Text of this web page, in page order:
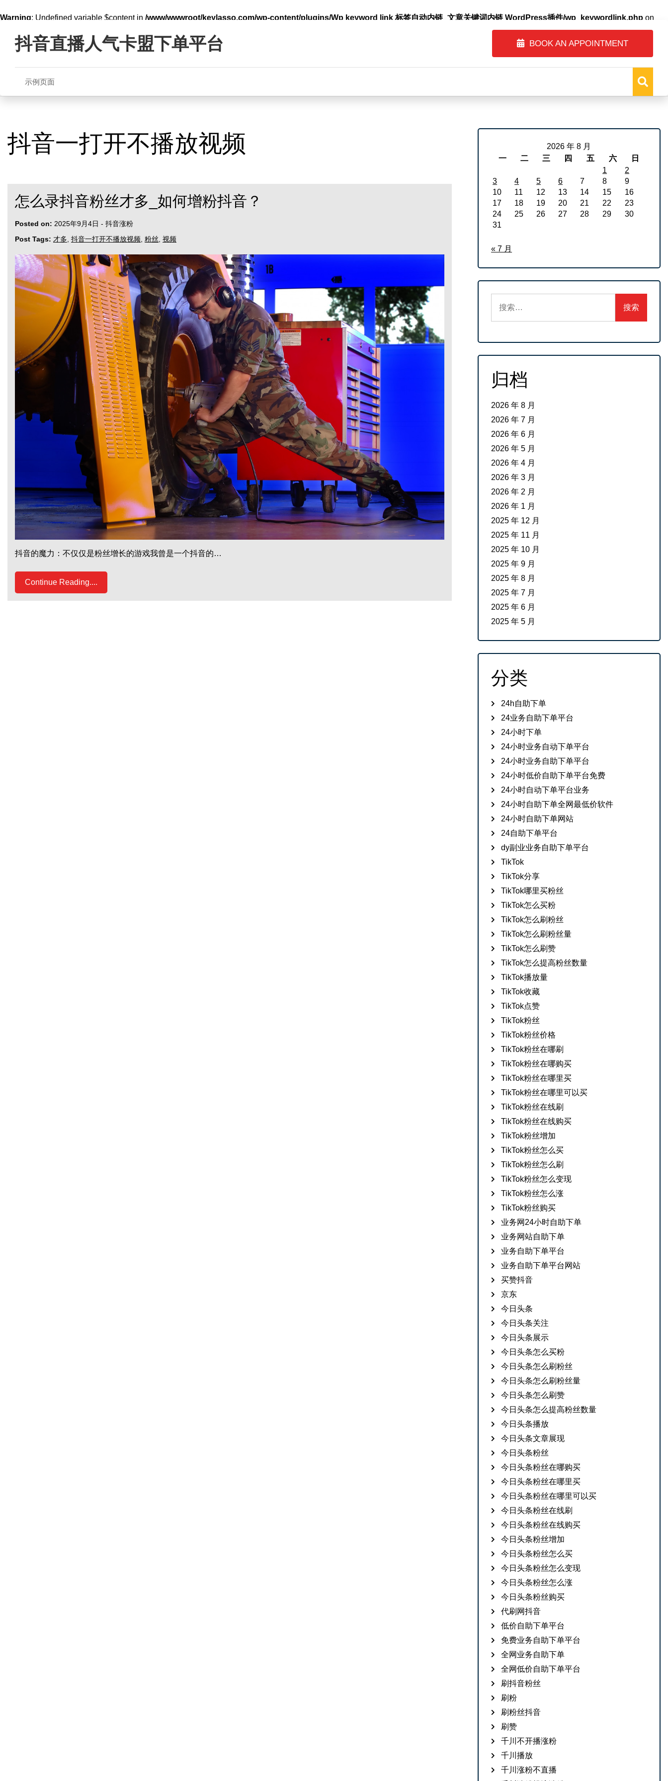
Warning: Undefined variable $content in /www/wwwroot/keylasso.com/wp-content/plugins/Wp keyword link 标签自动内链_文章关键词内链 WordPress插件/wp_keywordlink.php on
content抖音直播人气卡盟下单平台 BOOK AN APPOINTMENT
示例页面
抖音一打开不播放视频
怎么录抖音粉丝才多_如何增粉抖音？
Posted on: 2025年9月4日 - 抖音涨粉
Post Tags: 才多 抖音一打开不播放视频 粉丝 视频
抖音的魔力：不仅仅是粉丝增长的游戏我曾是一个抖音的…
Continue Reading....
2026 年 8 月
一
二 三 四 五 六
日
1
2
3
4 5 6 7 8
9
10
11 12 13 14 15
16
17
18 19 20 21 22
23
24
25 26 27 28 29
30
31
« 7 月
索：
归档
2026 年 8 月
2026 年 7 月
2026 年 6 月
2026 年 5 月
2026 年 4 月
2026 年 3 月
2026 年 2 月
2026 年 1 月
2025 年 12 月
2025 年 11 月
2025 年 10 月
2025 年 9 月
2025 年 8 月
2025 年 7 月
2025 年 6 月
2025 年 5 月
分类
24h自助下单
24业务自助下单平台
24小时下单
24小时业务自动下单平台
24小时业务自助下单平台
24小时低价自助下单平台免费
24小时自动下单平台业务
24小时自助下单全网最低价软件
24小时自助下单网站
24自助下单平台
dy副业业务自助下单平台
TikTok
TikTok分享
TikTok哪里买粉丝
TikTok怎么买粉
TikTok怎么刷粉丝
TikTok怎么刷粉丝量
TikTok怎么刷赞
TikTok怎么提高粉丝数量
TikTok播放量
TikTok收藏
TikTok点赞
TikTok粉丝
TikTok粉丝价格
TikTok粉丝在哪刷
TikTok粉丝在哪购买
TikTok粉丝在哪里买
TikTok粉丝在哪里可以买
TikTok粉丝在线刷
TikTok粉丝在线购买
TikTok粉丝增加
TikTok粉丝怎么买
TikTok粉丝怎么刷
TikTok粉丝怎么变现
TikTok粉丝怎么涨
TikTok粉丝购买
业务网24小时自助下单
业务网站自助下单
业务自助下单平台
业务自助下单平台网站
买赞抖音
京东
今日头条
今日头条关注
今日头条展示
今日头条怎么买粉
今日头条怎么刷粉丝
今日头条怎么刷粉丝量
今日头条怎么刷赞
今日头条怎么提高粉丝数量
今日头条播放
今日头条文章展现
今日头条粉丝
今日头条粉丝在哪购买
今日头条粉丝在哪里买
今日头条粉丝在哪里可以买
今日头条粉丝在线刷
今日头条粉丝在线购买
今日头条粉丝增加
今日头条粉丝怎么买
今日头条粉丝怎么变现
今日头条粉丝怎么涨
今日头条粉丝购买
代刷网抖音
低价自助下单平台
免费业务自助下单平台
全网业务自助下单
全网低价自助下单平台
刷抖音粉丝
刷粉
刷粉丝抖音
刷赞
千川不开播涨粉
千川播放
千川涨粉不直播